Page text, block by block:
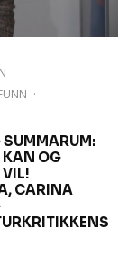
·
·
KAN OG
VIL!
CARINA